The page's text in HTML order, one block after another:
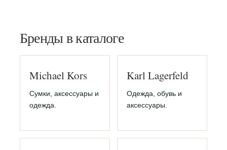
Бренды в каталоге
Michael Kors
Сумки, аксессуары и
одежда.
Karl Lagerfeld
Одежда, обувь и
аксессуары.